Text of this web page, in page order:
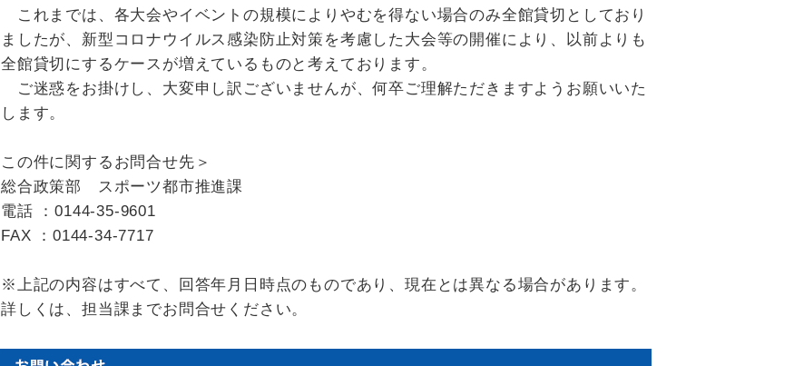
これまでは、各大会やイベントの規模によりやむを得ない場合のみ全館貸切としており
ましたが、新型コロナウイルス感染防止対策を考慮した大会等の開催により、以前よりも
全館貸切にするケースが増えているものと考えております。
ご迷惑をお掛けし、大変申し訳ございませんが、何卒ご理解ただきますようお願いいた
します。
この件に関するお問合せ先＞
総合政策部 スポーツ都市推進課
電話 ：0144-35-9601
FAX ：0144-34-7717
※上記の内容はすべて、回答年月日時点のものであり、現在とは異なる場合があります。
詳しくは、担当課までお問合せください。